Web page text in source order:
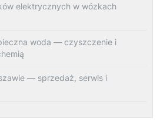
elektrycznych w wózkach
woda — czyszczenie i
— sprzedaż, serwis i